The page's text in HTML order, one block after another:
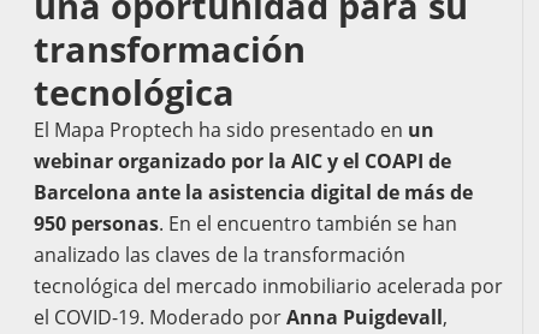
transformación
tecnológica
El Mapa Proptech ha sido presentado en un
webinar organizado por la AIC y el COAPI de
Barcelona ante la asistencia digital de más de
950 personas. En el encuentro también se han
analizado las claves de la transformación
tecnológica del mercado inmobiliario acelerada por
el COVID-19. Moderado porAnna Puigdevall,